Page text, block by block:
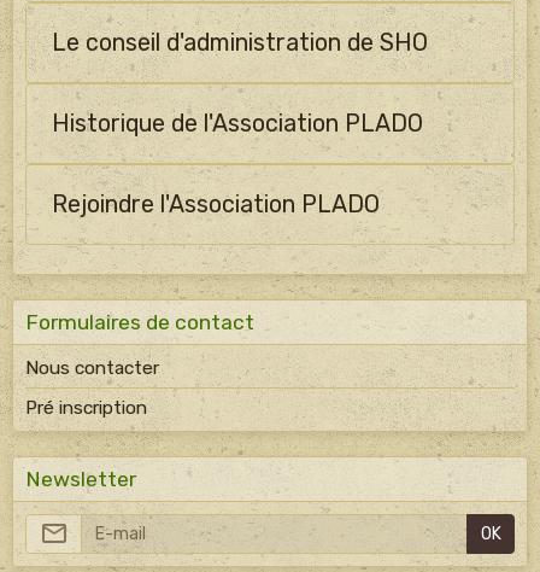
Le conseil d'administration de SHO
Historique de l'Association PLADO
Rejoindre l'Association PLADO
Formulaires de contact
Nous contacter
Pré inscription
Newsletter
OK